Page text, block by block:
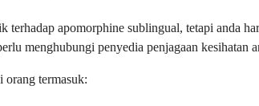
terhadap apomorphine sublingual, tetapi anda
menghubungi penyedia penjagaan kesihatan
orang termasuk: